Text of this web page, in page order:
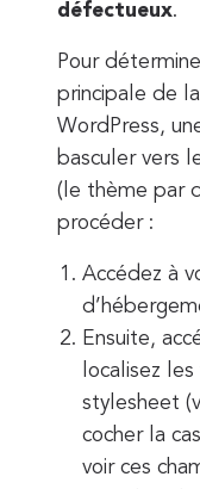
défectueux.
Pour
principale de
WordPress,
basculer vers
(le thème par
procéder :
Accédez à
Ensuite,
localisez
stylesheet
cocher la
voir ces